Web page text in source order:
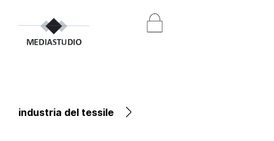
industria del tessile